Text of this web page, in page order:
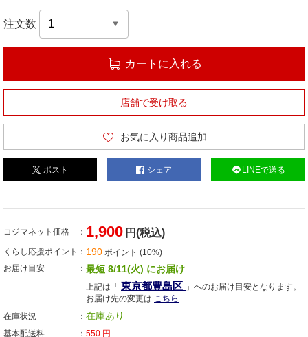
注文数
カートに入れる
店舗で受け取る
お気に入り商品追加
ポスト シェア LINEで送る
コジマネット価格 1,900 円(税込)
くらし応援ポイント 190 ポイント (10%)
お届け目安
最短 8/11(火) にお届け
上記は「 東京都豊島区 」へのお届け目安となります。
お届け先の変更は こちら
在庫状況
在庫あり
基本配送料 550 円